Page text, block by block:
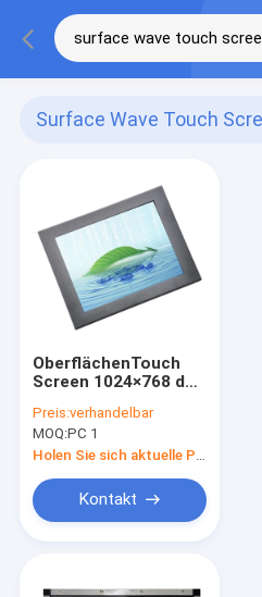
Surface Wave Touch
OberflächenTouch
Screen 1024×768 der
offener Rahmen
wasserdicht
Preis:verhandelbar
MOQ:PC 1
Kontakt